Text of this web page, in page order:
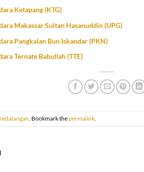
Ketapang (KTG)
Makassar Sultan Hasanuddin (UPG)
Pangkalan Bun Iskandar (PKN)
Ternate Babullah (TTE)
. Bookmark thepermalink